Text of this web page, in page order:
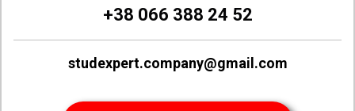
+38 066 388 24 52
studexpert.company@gmail.com